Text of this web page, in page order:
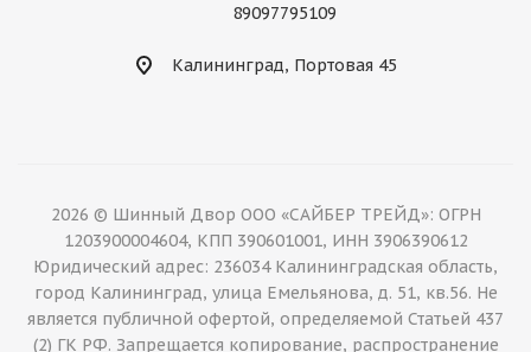
89097795109
Калининград, Портовая 45
2026 © Шинный Двор ООО «САЙБЕР ТРЕЙД»: ОГРН
1203900004604, КПП 390601001, ИНН 3906390612
Юридический адрес: 236034 Калининградская область,
город Калининград, улица Емельянова, д. 51, кв.56. Не
является публичной офертой, определяемой Статьей 437
(2) ГК РФ. Запрещается копирование, распространение